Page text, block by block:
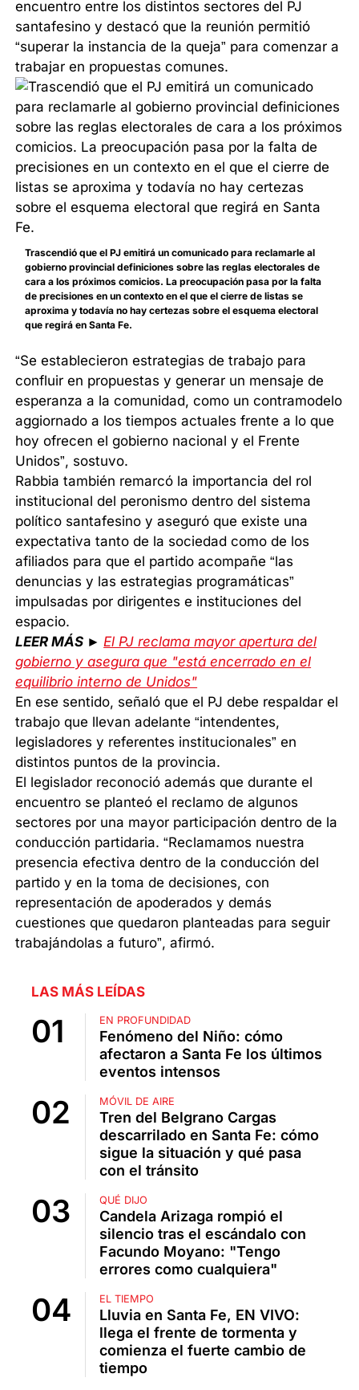
encuentro entre los distintos sectores del PJ
santafesino y destacó que la reunión permitió
“superar la instancia de la queja” para comenzar a
trabajar en propuestas comunes.
Trascendió que el PJ emitirá un comunicado para reclamarle al
gobierno provincial definiciones sobre las reglas electorales de
cara a los próximos comicios. La preocupación pasa por la falta
de precisiones en un contexto en el que el cierre de listas se
aproxima y todavía no hay certezas sobre el esquema electoral
que regirá en Santa Fe.
“Se establecieron estrategias de trabajo para
confluir en propuestas y generar un mensaje de
esperanza a la comunidad, como un contramodelo
aggiornado a los tiempos actuales frente a lo que
hoy ofrecen el gobierno nacional y el Frente
Unidos”, sostuvo.
Rabbia también remarcó la importancia del rol
institucional del peronismo dentro del sistema
político santafesino y aseguró que existe una
expectativa tanto de la sociedad como de los
afiliados para que el partido acompañe “las
denuncias y las estrategias programáticas”
impulsadas por dirigentes e instituciones del
espacio.
LEER MÁS ► El PJ reclama mayor apertura del
gobierno y asegura que "está encerrado en el
equilibrio interno de Unidos"
En ese sentido, señaló que el PJ debe respaldar el
trabajo que llevan adelante “intendentes,
legisladores y referentes institucionales” en
distintos puntos de la provincia.
El legislador reconoció además que durante el
encuentro se planteó el reclamo de algunos
sectores por una mayor participación dentro de la
conducción partidaria. “Reclamamos nuestra
presencia efectiva dentro de la conducción del
partido y en la toma de decisiones, con
representación de apoderados y demás
cuestiones que quedaron planteadas para seguir
trabajándolas a futuro”, afirmó.
LAS MÁS LEÍDAS
EN PROFUNDIDAD
Fenómeno del Niño: cómo
afectaron a Santa Fe los últimos
eventos intensos
MÓVIL DE AIRE
Tren del Belgrano Cargas
descarrilado en Santa Fe: cómo
sigue la situación y qué pasa
con el tránsito
QUÉ DIJO
Candela Arizaga rompió el
silencio tras el escándalo con
Facundo Moyano: "Tengo
errores como cualquiera"
EL TIEMPO
Lluvia en Santa Fe, EN VIVO:
llega el frente de tormenta y
comienza el fuerte cambio de
tiempo